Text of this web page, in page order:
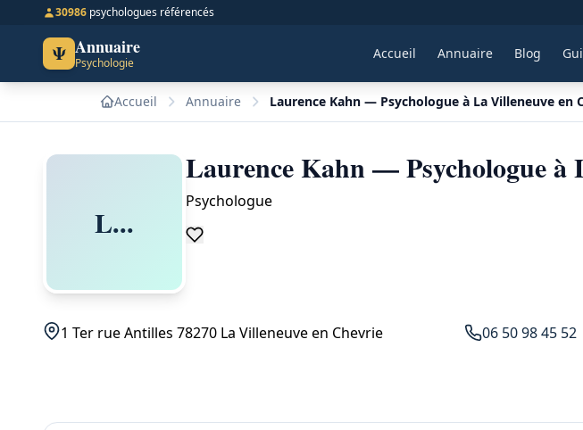
30986 psychologues référencés
Ψ Annuaire
Psychologie
Accueil Annuaire Blog
Accueil Annuaire Laurence Kahn — Psychologue à La Villeneuve en
L...
Laurence Kahn — Psychologue à
Psychologue
1 Ter rue Antilles 78270 La Villeneuve en Chevrie 06 50 98 45 52